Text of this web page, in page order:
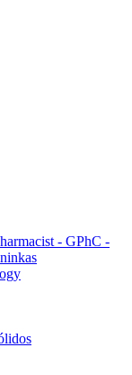
- GPhC -